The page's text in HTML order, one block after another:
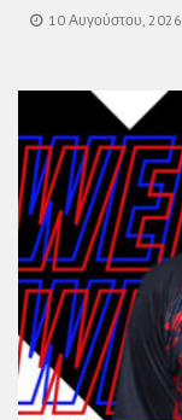
10 Αυγούστου, 2026